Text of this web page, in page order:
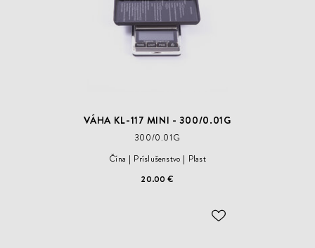
VÁHA KL-117 MINI - 300/0.01G
300/0.01G
Čína
Príslušenstvo
Plast
20.00 €
ODOBER